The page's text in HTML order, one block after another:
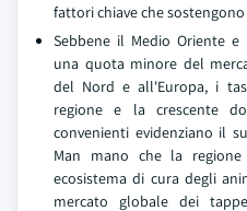
fattori chiave che
Sebbene il Medio Oriente
una quota minore del
del Nord e all'Europa, i
regione e la crescente
convenienti evidenziano il
Man mano che la
ecosistema di cura degli
mercato globale dei